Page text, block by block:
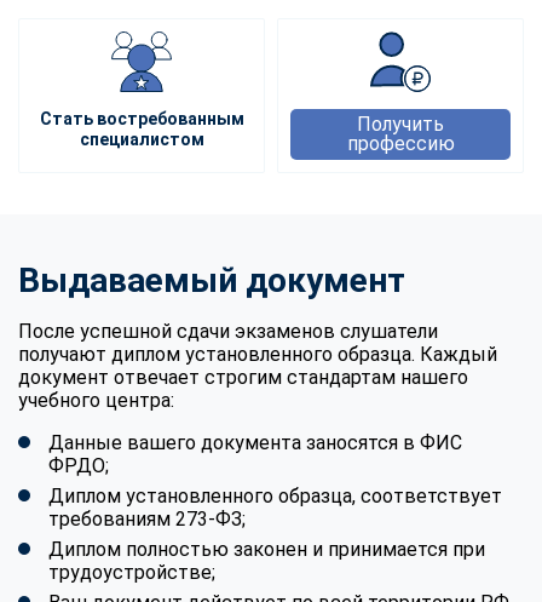
Стать востребованным
специалистом
Получить
профессию
Выдаваемый документ
После успешной сдачи экзаменов слушатели
получают диплом установленного образца. Каждый
документ отвечает строгим стандартам нашего
учебного центра:
Данные вашего документа заносятся в ФИС
ФРДО;
Диплом установленного образца, соответствует
требованиям 273-ФЗ;
Диплом полностью законен и принимается при
трудоустройстве;